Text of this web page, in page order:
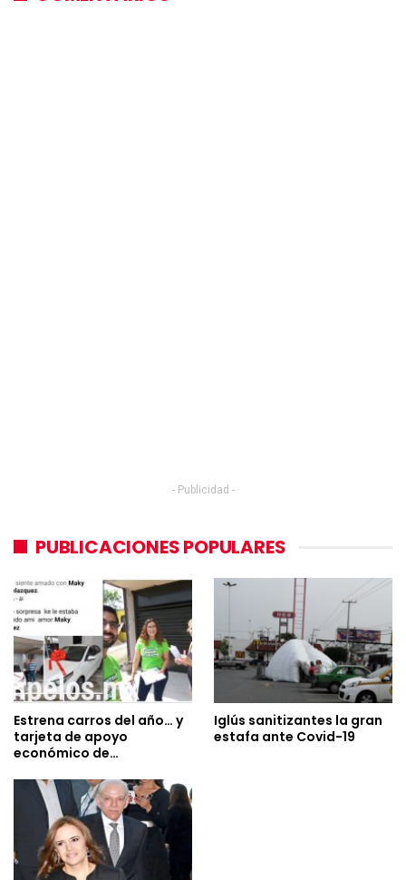
- Publicidad -
PUBLICACIONES POPULARES
Estrena carros del año… y
tarjeta de apoyo
económico de…
Iglús sanitizantes la gran
estafa ante Covid-19